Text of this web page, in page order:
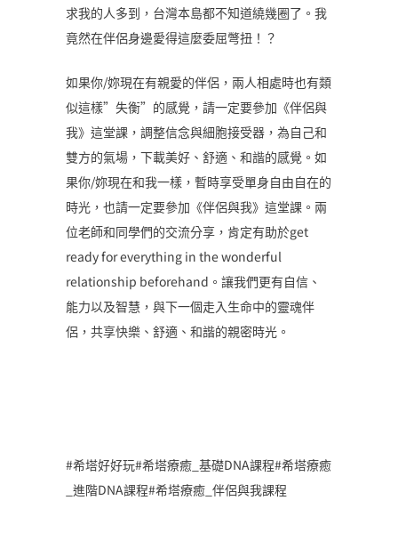
求我的人多到，台灣本島都不知道繞幾圈了。我
竟然在伴侶身邊愛得這麼委屈彆扭！？
如果你/妳現在有親愛的伴侶，兩人相處時也有類
似這樣”失衡”的感覺，請一定要參加《伴侶與
我》這堂課，調整信念與細胞接受器，為自己和
雙方的氣場，下載美好、舒適、和諧的感覺。如
果你/妳現在和我一樣，暫時享受單身自由自在的
時光，也請一定要參加《伴侶與我》這堂課。兩
位老師和同學們的交流分享，肯定有助於get
ready for everything in the wonderful
relationship beforehand。讓我們更有自信、
能力以及智慧，與下一個走入生命中的靈魂伴
侶，共享快樂、舒適、和諧的親密時光。
#希塔好好玩#希塔療癒_基礎DNA課程#希塔療癒
_進階DNA課程#希塔療癒_伴侶與我課程